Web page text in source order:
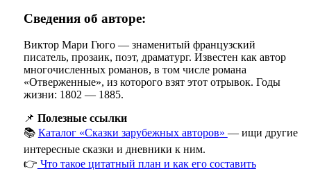
Сведения об авторе:
Виктор Мари Гюго — знаменитый французский
писатель, прозаик, поэт, драматург. Известен как автор
многочисленных романов, в том числе романа
«Отверженные», из которого взят этот отрывок. Годы
жизни: 1802 — 1885.
📌 Полезные ссылки
📚 Каталог «Сказки зарубежных авторов» — ищи другие
интересные сказки и дневники к ним.
👉 Что такое цитатный план и как его составить